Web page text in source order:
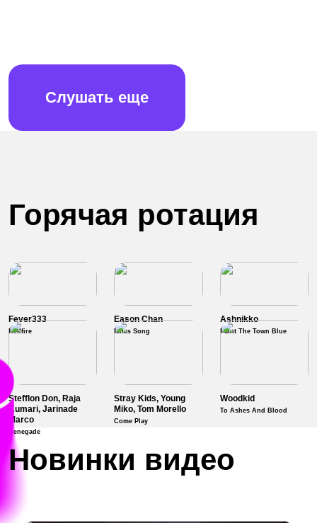
Cлушать еще
Горячая ротация
Fever333
Hellfire
Eason Chan
Ishas Song
Ashnikko
Paint The Town Blue
Stefflon Don, Raja
Kumari, Jarinade
Marco
Renegade
Stray Kids, Young
Miko, Tom Morello
Come Play
Woodkid
To Ashes And Blood
Новинки видео